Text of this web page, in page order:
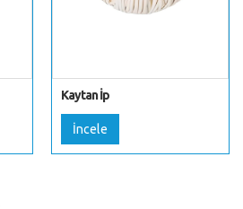
Kaytan İp
İncele